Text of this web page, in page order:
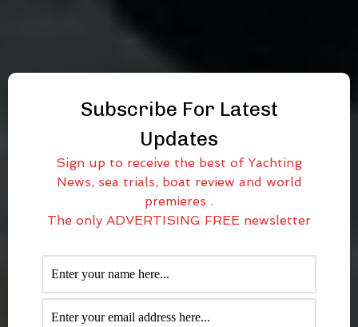
Subscribe For Latest
Updates
Sign up to receive the best of Yachting
News, sea trials, boat review and world
premieres .
The only ADVERTISING FREE newsletter